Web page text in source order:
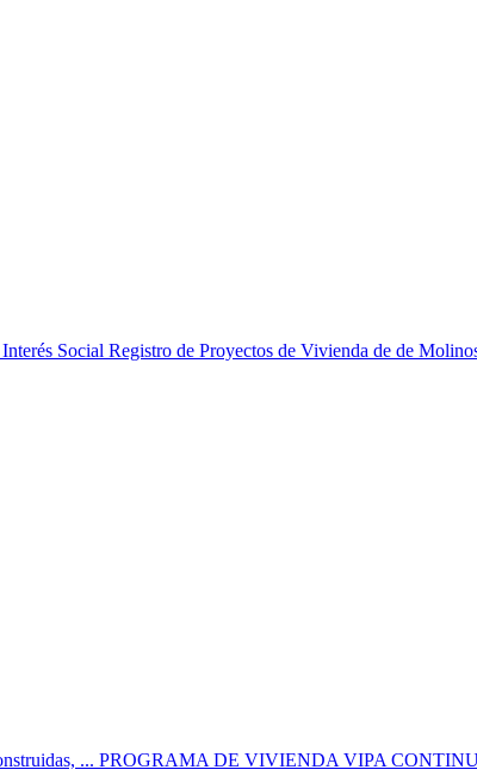
Social Registro de Proyectos de Vivienda de de
... PROGRAMA DE VIVIENDA VIPA